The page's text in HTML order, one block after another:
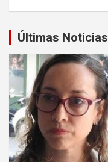
Últimas Noticias